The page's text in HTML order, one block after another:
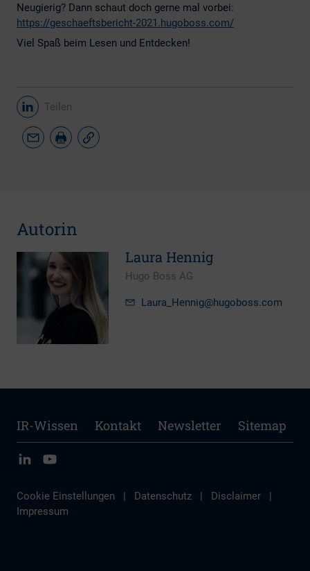
Neugierig? Dann schaut doch gerne mal vorbei:
https://geschaeftsbericht-2021.hugoboss.com/
Viel Spaß beim Lesen und Entdecken!
Teilen
Autorin
Laura Hennig
Hugo Boss AG
Laura_Hennig@hugoboss.com
IR-Wissen Kontakt Newsletter Sitemap
Cookie Einstellungen | Datenschutz | Disclaimer
|
Impressum